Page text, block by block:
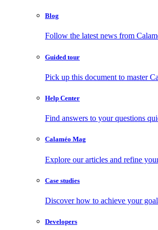
Blog
Follow the latest news from
Guided tour
Pick up this document to master
Help Center
Find answers to your questions
Calaméo Mag
Explore our articles and refine
Case studies
Discover how to achieve your
Developers